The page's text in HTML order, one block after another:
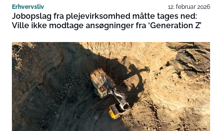
Erhvervsliv 12. februar 2026
Jobopslag fra plejevirksomhed måtte tages ned:
Ville ikke modtage ansøgninger fra ‘Generation Z’